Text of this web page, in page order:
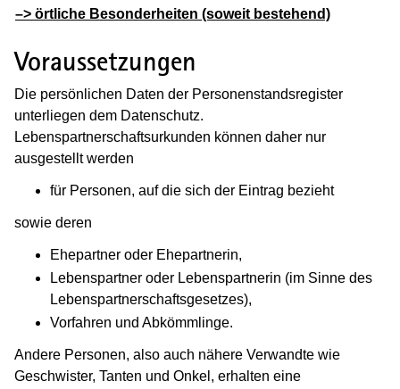
–> örtliche Besonderheiten (soweit bestehend)
Voraussetzungen
Die persönlichen Daten der Personenstandsregister
unterliegen dem Datenschutz.
Lebenspartnerschaftsurkunden können daher nur
ausgestellt werden
für Personen, auf die sich der Eintrag bezieht
sowie deren
Ehepartner oder Ehepartnerin,
Lebenspartner oder Lebenspartnerin (im Sinne des
Lebenspartnerschaftsgesetzes),
Vorfahren und Abkömmlinge.
Andere Personen, also auch nähere Verwandte wie
Geschwister, Tanten und Onkel, erhalten eine